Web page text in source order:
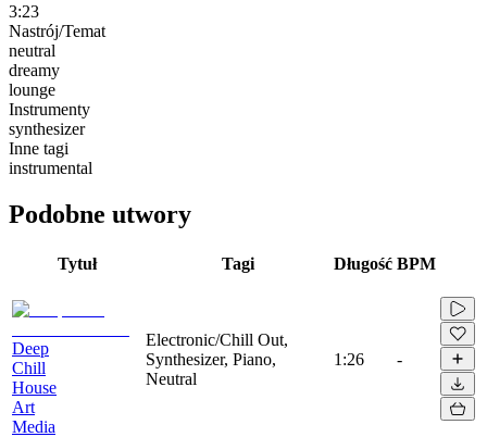
3:23
Nastrój/Temat
neutral
dreamy
lounge
Instrumenty
synthesizer
Inne tagi
instrumental
Podobne utwory
Tytuł Tagi Długość BPM
Deep
Chill
House
Art
Media
Electronic/Chill Out,
Synthesizer, Piano,
Neutral
1:26 -